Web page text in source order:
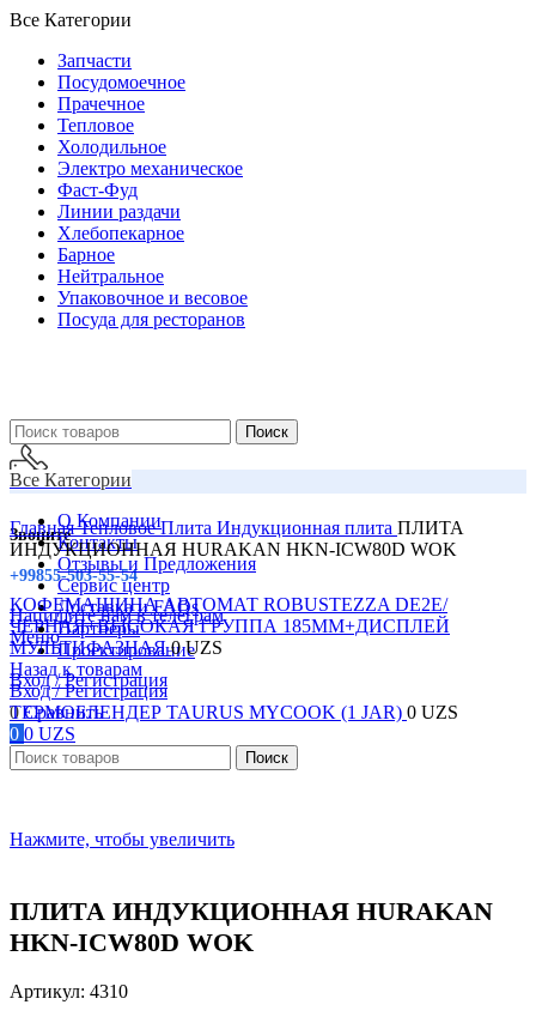
Все Категории
Запчасти
Посудомоечное
Прачечное
Тепловое
Холодильное
Электро механическое
Фаст-Фуд
Линии раздачи
Хлебопекарное
Барное
Нейтральное
Упаковочное и весовое
Посуда для ресторанов
Поиск
Звоните
+99855-503-55-54
Напишите нам в телеграм
Меню
Вход / Регистрация
Все Категории
О Компании
Контакты
Отзывы и Предложения
Сервис центр
Доставка и FAQs
Партнеры
Проектирование
Вход / Регистрация
0 Сравнить
0 0 UZS
Поиск
ГлавнаяТепловоеПлита Индукционная плита ПЛИТА
ИНДУКЦИОННАЯ HURAKAN HKN-ICW80D WOK
КОФЕМАШИНА АВТОМАТ ROBUSTEZZA DE2E/
ЧЕРНАЯ+ВЫСОКАЯ ГРУППА 185ММ+ДИСПЛЕЙ
МУЛЬТИФАЗНАЯ0UZS
Назад к товарам
ТЕРМОБЛЕНДЕР TAURUS MYCOOK (1 JAR) 0 UZS
Нажмите, чтобы увеличить
ПЛИТА ИНДУКЦИОННАЯ HURAKAN
HKN-ICW80D WOK
Артикул: 4310